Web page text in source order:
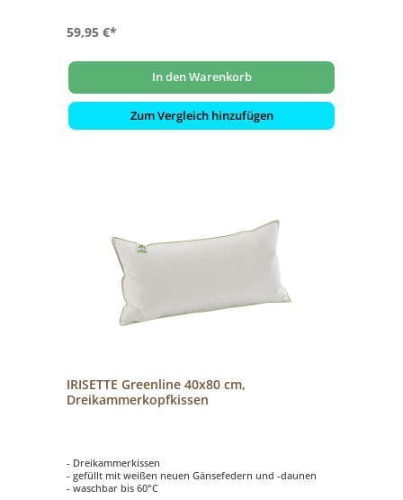
59,95 €*
In den Warenkorb
Zum Vergleich hinzufügen
IRISETTE Greenline 40x80 cm,
Dreikammerkopfkissen
- Dreikammerkissen
- gefüllt mit weißen neuen Gänsefedern und -daunen
- waschbar bis 60°C